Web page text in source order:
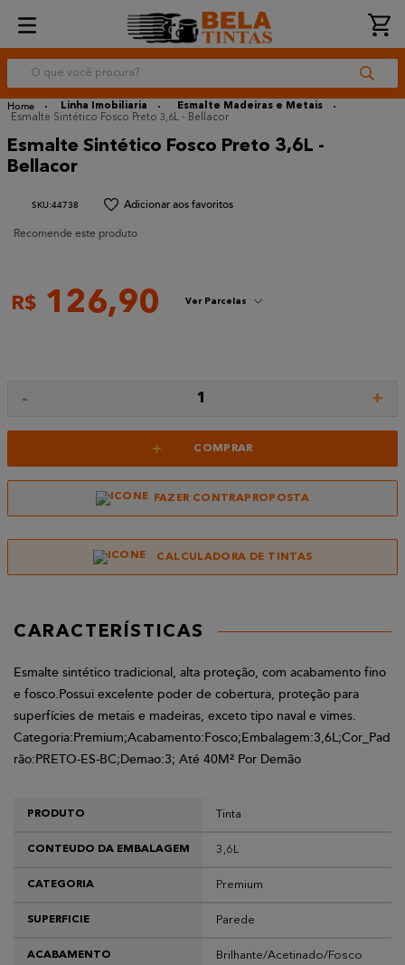
O que você procura?
Linha Imobiliaria
Esmalte Madeiras e Metais
Esmalte Sintético Fosco Preto 3,6L - Bellacor
Esmalte Sintético Fosco Preto 3,6L -
Bellacor
:44738
Recomende este produto
R$ 126,90 Ver Parcelas
- 1 +
+ COMPRAR
FAZER CONTRAPROPOSTA
CALCULADORA DE TINTAS
CARACTERÍSTICAS
Esmalte sintético tradicional, alta proteção, com acabamento fino
e fosco.Possui excelente poder de cobertura, proteção para
superfícies de metais e madeiras, exceto tipo naval e vimes.
Categoria:Premium;Acabamento:Fosco;Embalagem:3,6L;Cor_Pad
rão:PRETO-ES-BC;Demao:3; Até 40M² Por Demão
PRODUTO Tinta
CONTEUDO DA EMBALAGEM 3,6L
CATEGORIA Premium
SUPERFICIE Parede
ACABAMENTO Brilhante/Acetinado/Fosco